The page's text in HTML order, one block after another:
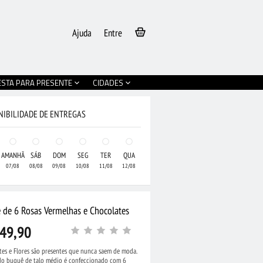
Entre
Ajuda
PARA PRESENTE CIDADES
DE ENTREGAS
AMANHÃ
07/08
SÁB
08/08
DOM
09/08
SEG
10/08
TER
11/08
QUA
12/08
de 6 Rosas Vermelhas e Chocolates
e Flores são presentes que nunca saem de moda.
buquê de talo médio é confeccionado com 6